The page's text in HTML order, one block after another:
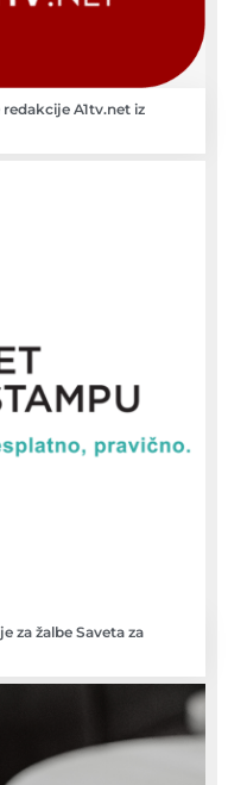
A1tv.net iz
za žalbe Saveta za